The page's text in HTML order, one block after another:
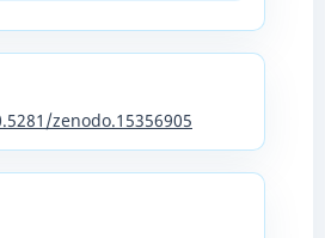
zenodo.15356905